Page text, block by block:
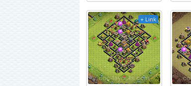
+ Link